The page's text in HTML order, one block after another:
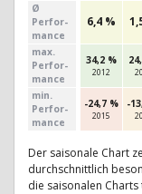
Ø
Perfor­
mance
6,4 %
max.
Per­for­
mance
34,2 %
2012
min.
Per­for­
mance
-24,7 %
2015
-
Der saisonale Chart
durchschnittlich
die saisonalen